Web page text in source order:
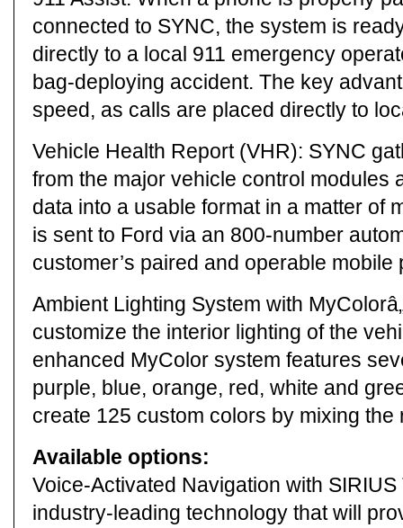
connected to SYNC, the system is
directly to a local 911 emergency
bag-deploying accident. The key
speed, as calls are placed directly to
Vehicle Health Report (VHR): SYNC
from the major vehicle control modules
data into a usable format in a matter of
is sent to Ford via an 800-number
customer’s paired and operable mobile
Ambient Lighting System with
customize the interior lighting of the
enhanced MyColor system features
purple, blue, orange, red, white and
create 125 custom colors by mixing
Available options:
Voice-Activated Navigation with SIRIUS
industry-leading technology that will